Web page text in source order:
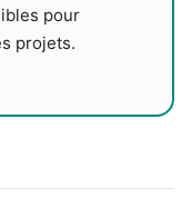
pour
projets.